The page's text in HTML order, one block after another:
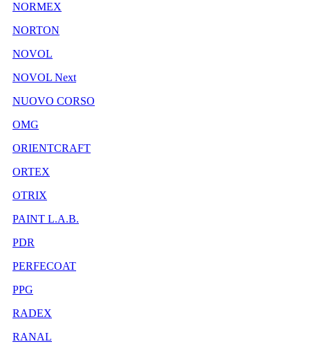
NORMEX
NORTON
NOVOL
NOVOL Next
NUOVO CORSO
OMG
ORIENTCRAFT
ORTEX
OTRIX
PAINT L.A.B.
PDR
PERFECOAT
PPG
RADEX
RANAL